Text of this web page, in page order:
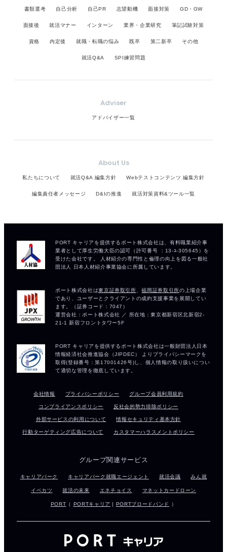
書類選考 自己分析 自己PR 志望動機 面接対策 GD・GW
面接後 就活マナー インターン 業界・企業研究 筆記試験対策
資格 内定後 就職・転職の悩み 既卒 第二新卒 その他
就活Q&A SPI練習問題
Adviser
アドバイザー一覧
About Us
私たちについて 就活Q&A 編集方針 Webテストコンテンツ 編集方針
編集責任者メッセージ D&Iの推進 就活対策資料&ツール一覧
会社情報 プライバシーポリシー グループ会員利用規約
コンプライアンスポリシー 反社会的勢力排除ポリシー
外部サービスの利用について 情報セキュリティ基本方針
行動ターゲティング広告について カスタマーハラスメントポリシー